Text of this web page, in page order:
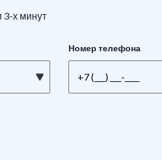
3-х минут
Номер телефона